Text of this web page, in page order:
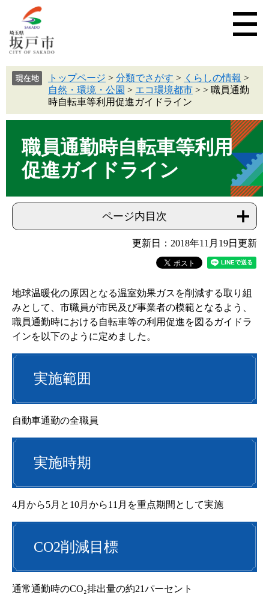
トップページ > 分類でさがす > くらしの情報 >
自然・環境・公園 > エコ環境都市 > > 職員通勤
時自転車等利用促進ガイドライン
職員通勤時自転車等利用
促進ガイドライン
ページ内目次
更新日：2018年11月19日更新
地球温暖化の原因となる温室効果ガスを削減する取り組
みとして、市職員が市民及び事業者の模範となるよう、
職員通勤時における自転車等の利用促進を図るガイドラ
インを以下のように定めました。
実施範囲
自動車通勤の全職員
実施時期
4月から5月と10月から11月を重点期間として実施
CO2削減目標
通常通勤時のCO₂排出量の約21パーセント